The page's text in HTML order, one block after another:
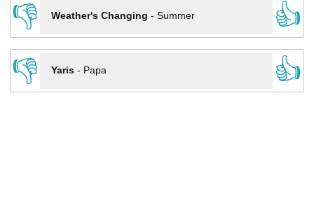
👎
Weather's Changing - Summer
👍
👎
Yaris- Papa 👍